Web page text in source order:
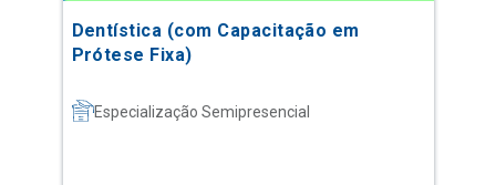
Dentística (com Capacitação em
Prótese Fixa)
Especialização Semipresencial